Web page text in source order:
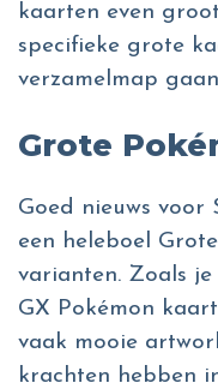
kaarten even
specifieke grote
verzamelmap
Grote
Goed nieuws voor
een heleboel
varianten. Zoals
GX Pokémon
vaak mooie
krachten hebben